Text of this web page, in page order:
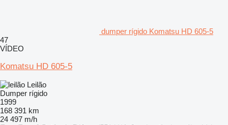
dumper rígido Komatsu HD 605-5
47
VÍDEO
Komatsu HD 605-5
Leilão
Dumper rígido
1999
168 391 km
24 497 m/h